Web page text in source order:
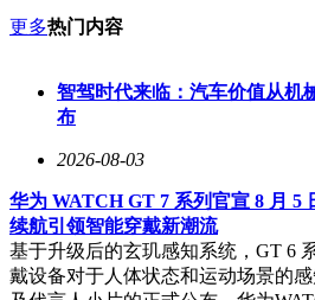
更多热门内容
智驾时代来临：汽车价值从机
布
2026-08-03
华为 WATCH GT 7 系列官宣 8 月 5
续航引领智能穿戴新潮流
基于升级后的玄玑感知系统，GT 6
戴设备对于人体状态和运动场景的